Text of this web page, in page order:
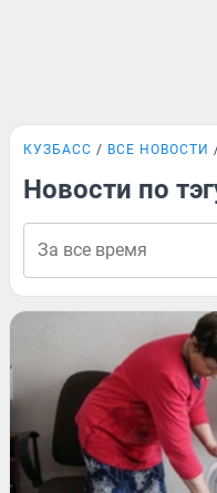
КУЗБАСС ВСЕ НОВОСТИ
Новости по